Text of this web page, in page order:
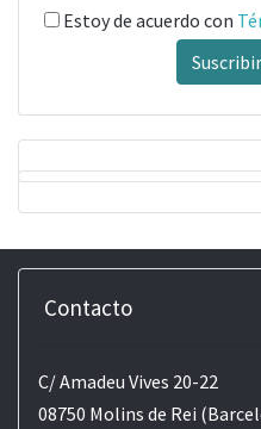
Estoy de acuerdo con
Contacto
C/ Amadeu Vives 20-22
08750 Molins de Rei